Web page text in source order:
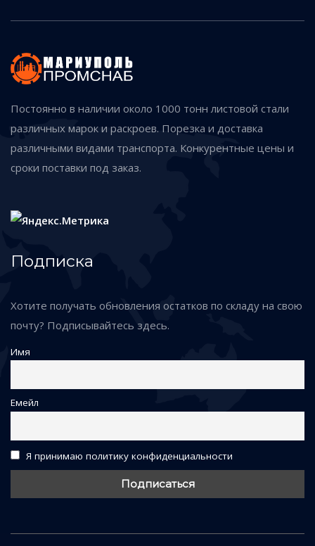
Постоянно в наличии около 1000 тонн листовой стали
различных марок и раскроев. Порезка и доставка
различными видами транспорта. Конкурентные цены и
сроки поставки под заказ.
Подписка
Хотите получать обновления остатков по складу на свою
почту? Подписывайтесь здесь.
Имя
Емейл
Я принимаю политику конфиденциальности